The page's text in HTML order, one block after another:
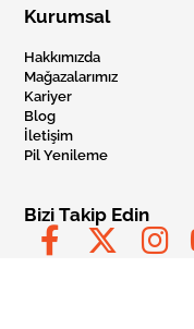
Kurumsal
Hakkımızda
Mağazalarımız
Kariyer
Blog
İletişim
Pil Yenileme
Bizi Takip Edin